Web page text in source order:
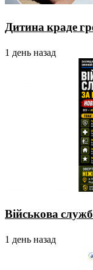
Дитина краде
1 день назад
Військова
1 день назад